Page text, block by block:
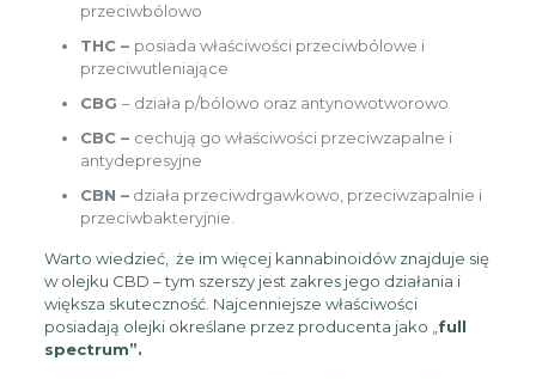
przeciwbólowo
THC – posiada właściwości przeciwbólowe i
przeciwutleniające
CBG – działa p/bólowo oraz antynowotworowo
CBC – cechują go właściwości przeciwzapalne i
antydepresyjne
CBN –działa przeciwdrgawkowo, przeciwzapalnie i
przeciwbakteryjnie.
Warto wiedzieć, że im więcej kannabinoidów znajduje się
w olejku CBD – tym szerszy jest zakres jego działania i
większa skuteczność. Najcenniejsze właściwości
posiadają olejki określane przez producenta jako „full
spectrum”.